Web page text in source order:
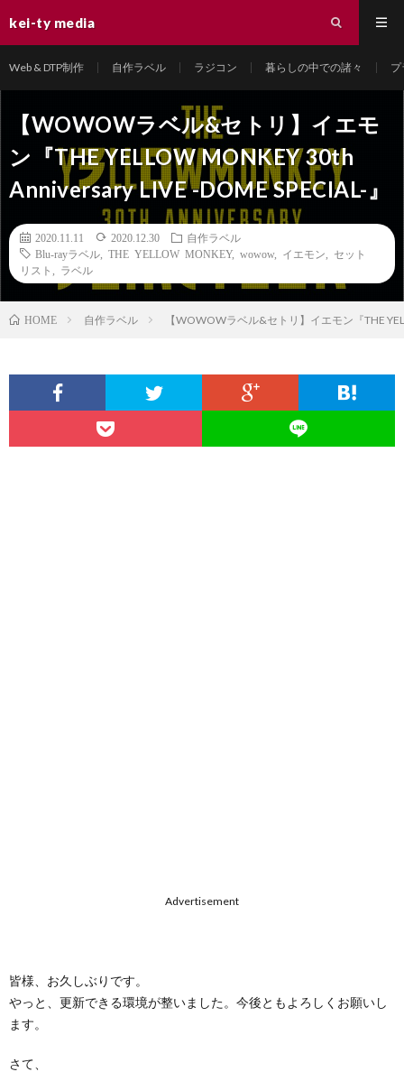
kei-ty media
Web & DTP制作 自作ラベル ラジコン 暮らしの中での諸々
【WOWOWラベル&セトリ】イエモ
ン『THE YELLOW MONKEY 30th
Anniversary LIVE -DOME SPECIAL-』
2020.11.11 2020.12.30
自作ラベル
Blu-rayラベル
THE YELLOW MONKEY, wowow, イエモン
セット
リスト
ラベル
HOME 自作ラベル 【WOWOWラベル&セトリ】イエモン『THE
Advertisement
皆様、お久しぶりです。
やっと、更新できる環境が整いました。今後ともよろしくお願いし
ます。
さて、